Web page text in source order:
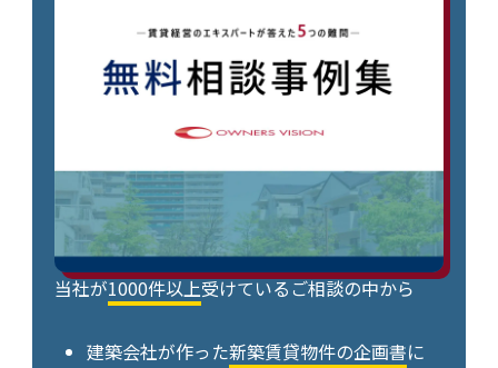
当社が1000件以上受けているご相談の中から
建築会社が作った新築賃貸物件の企画書に